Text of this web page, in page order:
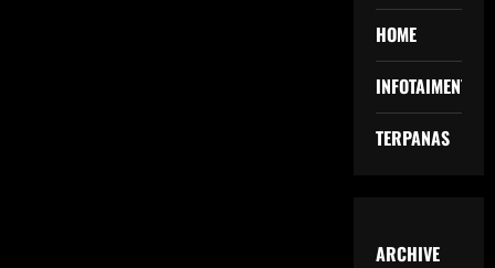
HOME
INFOTAIMENT
TERPANAS
ARCHIVE